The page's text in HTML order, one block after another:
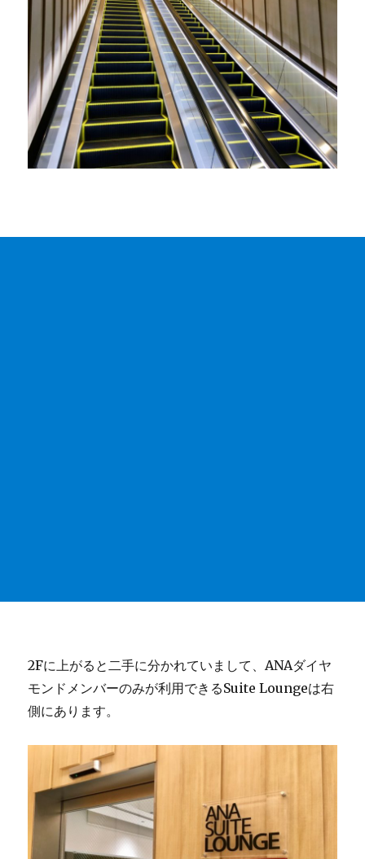
2Fに上がると二手に分かれていまして、ANAダイヤ
モンドメンバーのみが利用できるSuite Loungeは右
側にあります。